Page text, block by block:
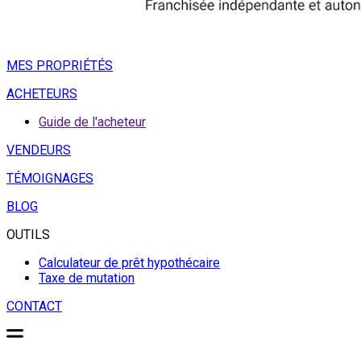
MES PROPRIÉTÉS
ACHETEURS
Guide de l'acheteur
VENDEURS
TÉMOIGNAGES
BLOG
OUTILS
Calculateur de prêt hypothécaire
Taxe de mutation
CONTACT